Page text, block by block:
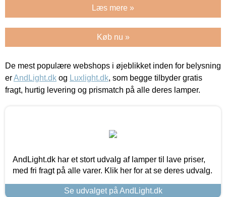
Læs mere »
Køb nu »
De mest populære webshops i øjeblikket inden for belysning
erAndLight.dk og Luxlight.dk, som begge tilbyder gratis
fragt, hurtig levering og prismatch på alle deres lamper.
AndLight.dk har et stort udvalg af lamper til lave priser,
med fri fragt på alle varer. Klik her for at se deres udvalg.
Se udvalget på AndLight.dk